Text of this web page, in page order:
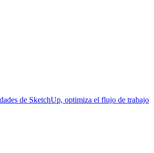
de SketchUp, optimiza el flujo de trabajo